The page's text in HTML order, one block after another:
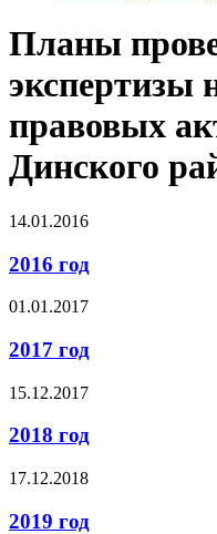
Планы
экспертизы
правовых
Динского
14.01.2016
2016 год
01.01.2017
2017 год
15.12.2017
2018 год
17.12.2018
2019 год